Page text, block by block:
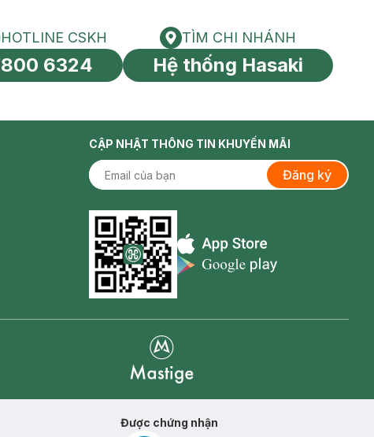
tín toàn cầu
HOTLINE CSKH
HOTLINE CSKH
6324
Tìm chi nhánh
TÌM CHI NHÁNH
Hệ thống Hasaki
CẬP NHẬT THÔNG TIN KHUYẾN MÃI
Đăng ký
Appstore icon
Được chứng nhận